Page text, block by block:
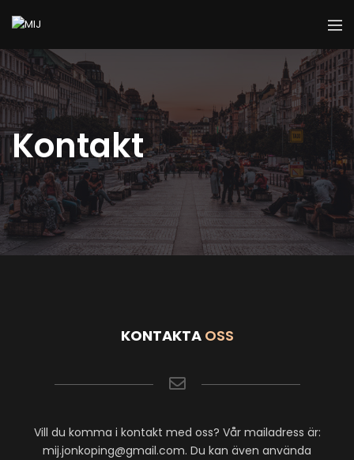
Kontakt
KONTAKTA OSS
Vill du komma i kontakt med oss? Vår mailadress är:
mij.jonkoping@gmail.com. Du kan även använda